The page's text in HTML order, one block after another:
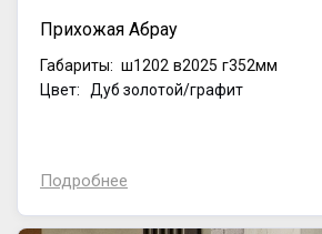
Прихожая Абрау
Габариты: ш1202 в2025 г352мм
Цвет: Дуб золотой/графит
Подробнее